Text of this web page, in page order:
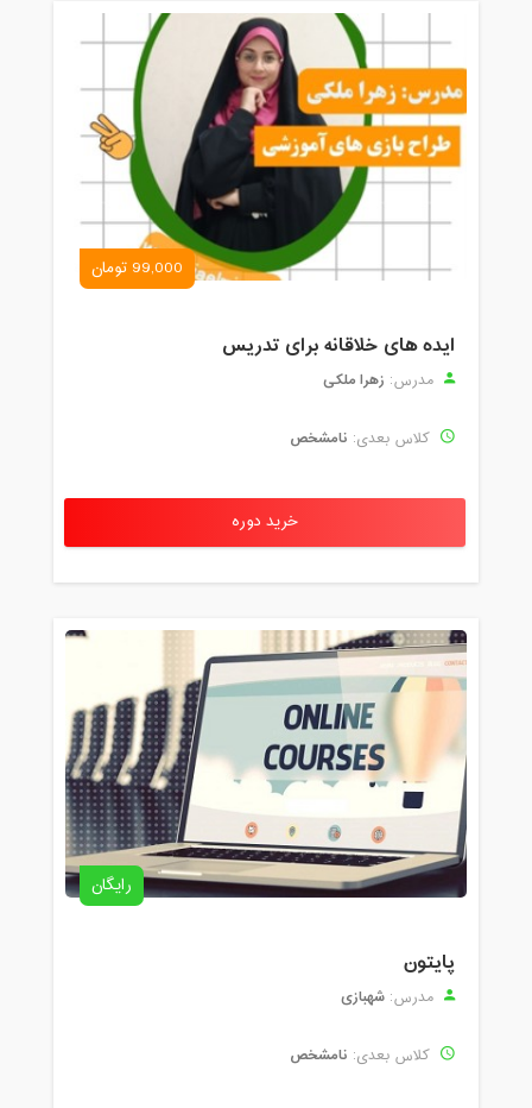
99,000 تومان
ایده های خلاقانه برای تدریس
مدرس: زهرا ملکی
کلاس بعدی: نامشخص
خرید دوره
رایگان
پایتون
مدرس: شهبازی
کلاس بعدی: نامشخص